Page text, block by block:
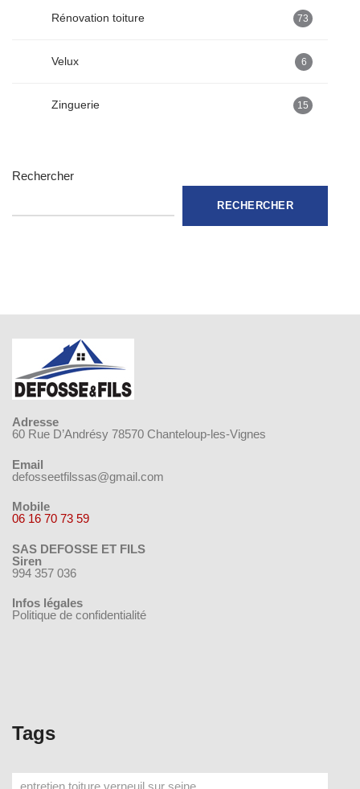
Rénovation toiture 73
Velux 6
Zinguerie 15
Rechercher
RECHERCHER
Adresse
60 Rue D’Andrésy 78570 Chanteloup-les-Vignes
Email
defosseetfilssas@gmail.com
Mobile
06 16 70 73 59
SAS DEFOSSE ET FILS
Siren
994 357 036
Infos légales
Politique de confidentialité
Tags